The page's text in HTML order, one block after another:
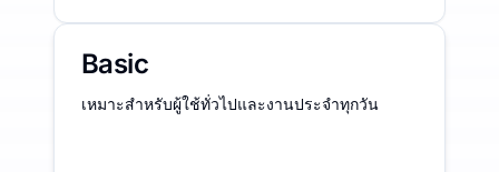
Basic
เหมาะสำหรับผู้ใช้ทั่วไปและงานประจำทุกวัน